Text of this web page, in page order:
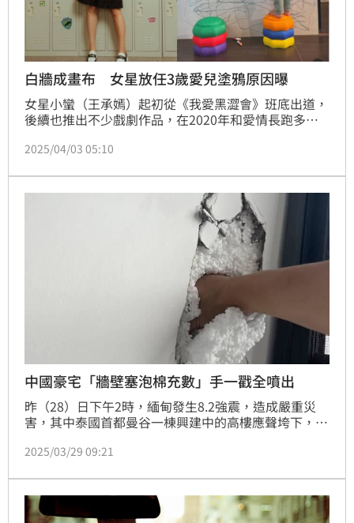
白牆成畫布 女星放任3歲愛兒塗鴉原因曝
女星小蠻（王承嫣）起初從《我愛黑澀會》班底出道，
後續也推出不少戲劇作品，在2020年和愛情長跑多年
不時就會在社群中和網友分享一家人的生活點滴，近日
就算要重新粉刷牆壁，都沒有孩子成長來的重要。蔡佩
伶報導
2025/04/03 05:10
中國豪宅「牆壁塞泡棉充數」手一戳全噴出
昨（28）日下午2時，緬甸發生8.2強震，造成嚴重災
害，其中泰國首都曼谷一棟興建中的高樓應聲垮下，影
「中鐵十局」所負責。事實上，中國本土近年來除了經
出過許多的偷工減料事件，日前廣東就有一處豪宅，就
被住戶發現，牆壁裡面居然用大量的「泡棉充數」。
2025/03/29 09:21